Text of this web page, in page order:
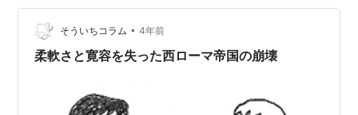
ゴード王国は、5世紀後半にテオドリック大王の下で最盛
期を迎え、イタリア半島を中心に展開した。テオドリッ
ク大王はローマ文化を尊重し、ゴート人とロー…
そういちコラム • 4年前
柔軟さと寛容を失った西ローマ帝国の崩壊